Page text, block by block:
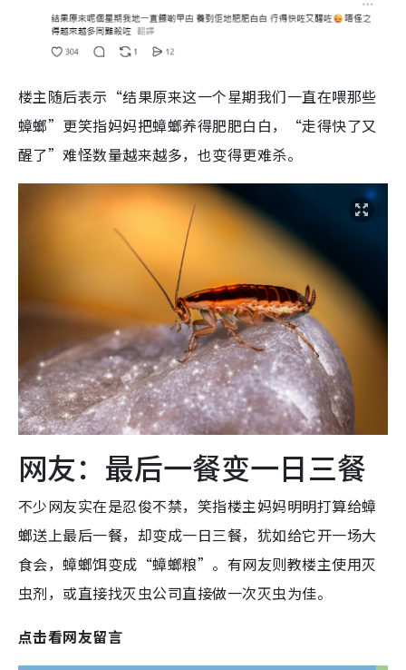
楼主随后表示“结果原来这一个星期我们一直在喂那些
蟑螂”更笑指妈妈把蟑螂养得肥肥白白，“走得快了又
醒了”难怪数量越来越多，也变得更难杀。
网友：最后一餐变一日三餐
不少网友实在是忍俊不禁，笑指楼主妈妈明明打算给蟑
螂送上最后一餐，却变成一日三餐，犹如给它开一场大
食会，蟑螂饵变成“蟑螂粮”。有网友则教楼主使用灭
虫剂，或直接找灭虫公司直接做一次灭虫为佳。
点击看网友留言